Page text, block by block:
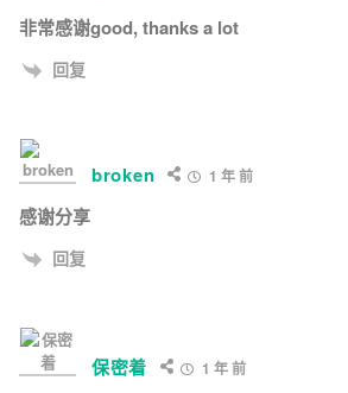
非常感谢good, thanks a lot
回复
broken 1 年 前
感谢分享
回复
保密着 1 年 前